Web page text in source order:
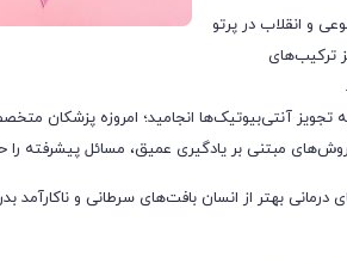
و انقلاب در پرتو
ترکیب‌های
تجویز آنتی‌بیوتیک‌ها انجامید؛ امروزه پزشکان
بهتر از انسان بافت‌های سرطانی و ناکارآمد